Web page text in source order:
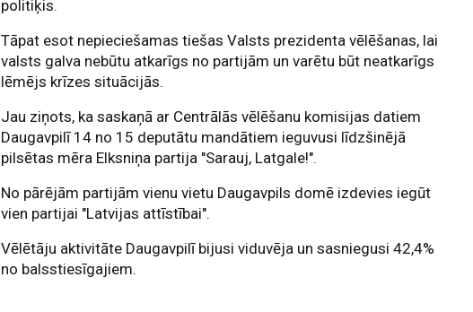
politiķis.
Tāpat esot nepieciešamas tiešas Valsts prezidenta vēlēšanas, lai
valsts galva nebūtu atkarīgs no partijām un varētu būt neatkarīgs
lēmējs krīzes situācijās.
Jau ziņots, ka saskaņā ar Centrālās vēlēšanu komisijas datiem
Daugavpilī 14 no 15 deputātu mandātiem ieguvusi līdzšinējā
pilsētas mēra Elksniņa partija "Sarauj, Latgale!".
No pārējām partijām vienu vietu Daugavpils domē izdevies iegūt
vien partijai "Latvijas attīstībai".
Vēlētāju aktivitāte Daugavpilī bijusi viduvēja un sasniegusi 42,4%
no balsstiesīgajiem.